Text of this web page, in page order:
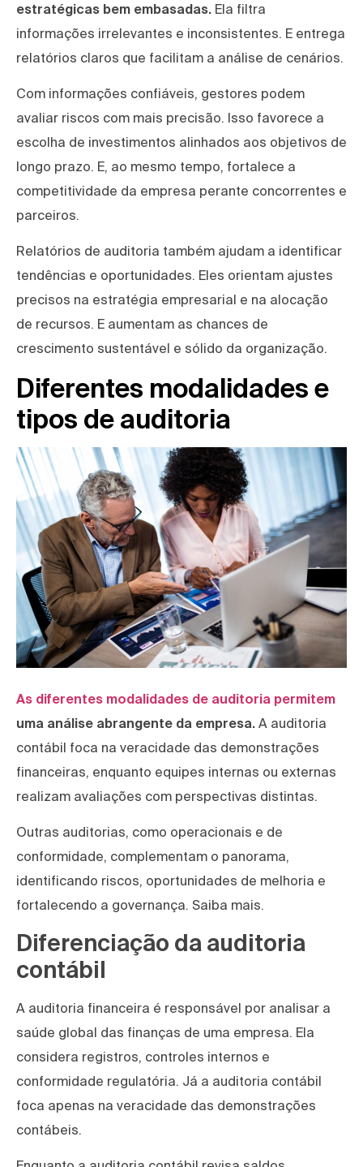
estratégicas bem embasadas. Ela filtra
informações irrelevantes e inconsistentes. E entrega
relatórios claros que facilitam a análise de cenários.
Com informações confiáveis, gestores podem
avaliar riscos com mais precisão. Isso favorece a
escolha de investimentos alinhados aos objetivos de
longo prazo. E, ao mesmo tempo, fortalece a
competitividade da empresa perante concorrentes e
parceiros.
Relatórios de auditoria também ajudam a identificar
tendências e oportunidades. Eles orientam ajustes
precisos na estratégia empresarial e na alocação
de recursos. E aumentam as chances de
crescimento sustentável e sólido da organização.
Diferentes modalidades e
tipos de auditoria
As diferentes modalidades de auditoria permitem
uma análise abrangente da empresa. A auditoria
contábil foca na veracidade das demonstrações
financeiras, enquanto equipes internas ou externas
realizam avaliações com perspectivas distintas.
Outras auditorias, como operacionais e de
conformidade, complementam o panorama,
identificando riscos, oportunidades de melhoria e
fortalecendo a governança. Saiba mais.
Diferenciação da auditoria
contábil
A auditoria financeira é responsável por analisar a
saúde global das finanças de uma empresa. Ela
considera registros, controles internos e
conformidade regulatória. Já a auditoria contábil
foca apenas na veracidade das demonstrações
contábeis.